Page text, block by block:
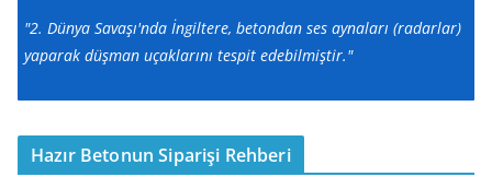
"2. Dünya Savaşı'nda İngiltere, betondan ses aynaları (radarlar)
yaparak düşman uçaklarını tespit edebilmiştir."
Hazır Betonun Siparişi Rehberi